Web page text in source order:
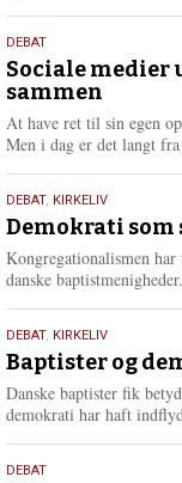
18.
maj
2026
DEBAT
Sociale medier
sammen
At have ret til sin egen
Men i dag er det langt
18.
maj
2026
DEBAT, KIRKELIV
Demokrati som
Kongregationalismen
danske
18.
maj
2026
DEBAT, KIRKELIV
Baptister og
Danske baptister fik
demokrati har haft
18.
DEBAT